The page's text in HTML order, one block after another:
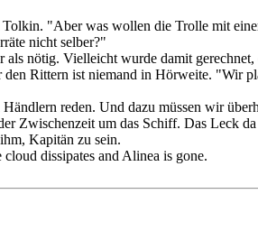
"Aber was wollen die Trolle mit
nicht selber?"
nötig. Vielleicht wurde damit
Rittern ist niemand in Hörweite.
reden. Und dazu müssen wir
Zwischenzeit um das Schiff. Das Leck
Kapitän zu sein.
dissipates and Alinea is gone.